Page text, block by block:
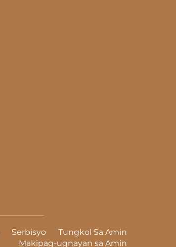
Serbisyo
Tungkol Sa Amin
Makipag-ugnayan sa Amin